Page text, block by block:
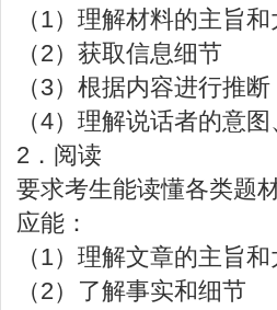
（1）理解材料的主旨
（2）获取信息细节
（3）根据内容进行推断
（4）理解说话者的意
2．阅读
要求考生能读懂各类题
应能：
（1）理解文章的主旨
（2）了解事实和细节